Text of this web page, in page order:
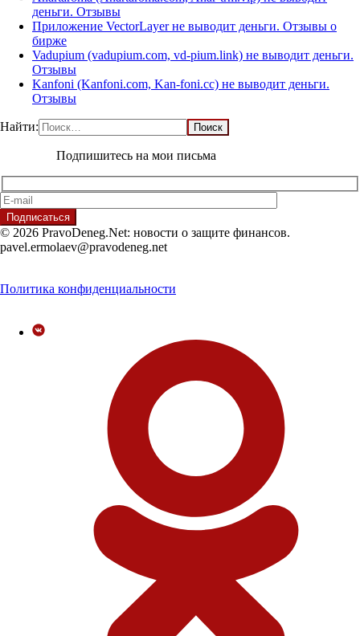
деньги. Отзывы
Приложение VectorLayer не выводит деньги. Отзывы о
бирже
Vadupium (vadupium.com, vd-pium.link) не выводит деньги.
Отзывы
Kanfoni (Kanfoni.com, Kan-foni.cc) не выводит деньги.
Отзывы
Найти:
Подпишитесь на мои письма
© 2026 PravoDeneg.Net: новости о защите финансов.
pavel.ermolaev@pravodeneg.net
Политика конфиденциальности